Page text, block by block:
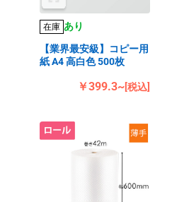
在庫 あり
【業界最安級】コピー用
紙 A4 高白色 500枚
￥399.3~[税込]